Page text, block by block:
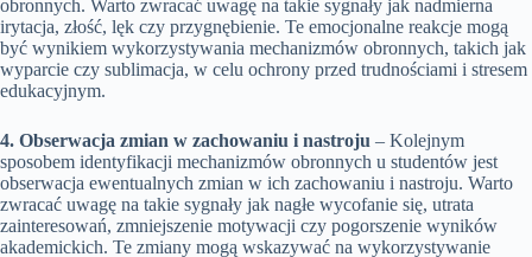
obronnych. Warto zwracać uwagę na takie sygnały jak nadmierna
irytacja, złość, lęk czy przygnębienie. Te emocjonalne reakcje mogą
być wynikiem wykorzystywania mechanizmów obronnych, takich jak
wyparcie czy sublimacja, w celu ochrony przed trudnościami i stresem
edukacyjnym.
4. Obserwacja zmian w zachowaniu i nastroju – Kolejnym
sposobem identyfikacji mechanizmów obronnych u studentów jest
obserwacja ewentualnych zmian w ich zachowaniu i nastroju. Warto
zwracać uwagę na takie sygnały jak nagłe wycofanie się, utrata
zainteresowań, zmniejszenie motywacji czy pogorszenie wyników
akademickich. Te zmiany mogą wskazywać na wykorzystywanie